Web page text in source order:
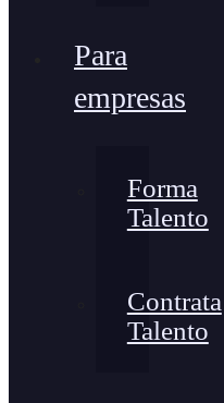
Para
empresas
Forma
Talento
Contrata
Talento